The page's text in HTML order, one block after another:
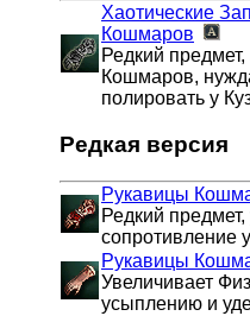
Хаотические
Кошмаров
Редкий
Кошмаров,
полировать у
Редкая версия
Рукавицы
Редкий
сопротивление
Рукавицы
Увеличивает
усыплению и